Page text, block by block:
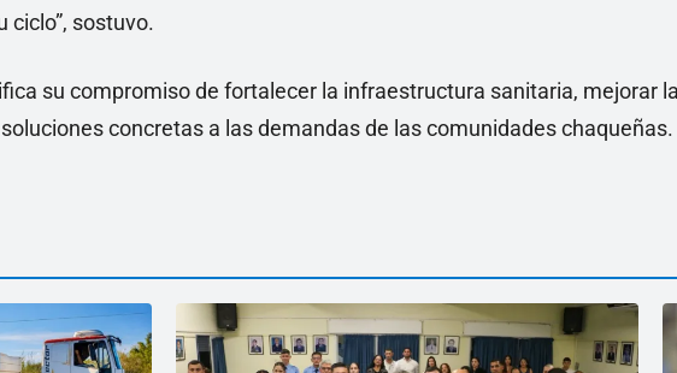
ciclo”, sostuvo.
su compromiso de fortalecer la infraestructura sanitaria, mejorar
concretas a las demandas de las comunidades chaqueñas.